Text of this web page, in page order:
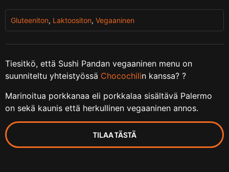
Gluteeniton, Laktoositon, Vegaaninen
Tiesitkö, että Sushi Pandan vegaaninen menu on
suunniteltu yhteistyössä Chocochilin kanssa? ?
Marinoitua porkkanaa eli porkkalaa sisältävä Palermo
on sekä kaunis että herkullinen vegaaninen annos.
TILAA TÄSTÄ